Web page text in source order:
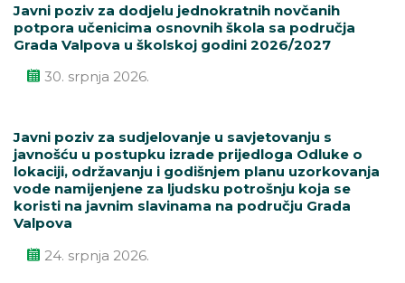
Javni poziv za dodjelu jednokratnih novčanih
potpora učenicima osnovnih škola sa područja
Grada Valpova u školskoj godini 2026/2027
30. srpnja 2026.
Javni poziv za sudjelovanje u savjetovanju s
javnošću u postupku izrade prijedloga Odluke o
lokaciji, održavanju i godišnjem planu uzorkovanja
vode namijenjene za ljudsku potrošnju koja se
koristi na javnim slavinama na području Grada
Valpova
24. srpnja 2026.